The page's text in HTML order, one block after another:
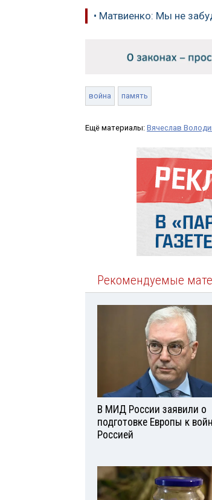
• Матвиенко: Мы не
война память
Ещё материалы: Вячеслав
Рекомендуемые
В МИД России заявили о
подготовке Европы к
Россией